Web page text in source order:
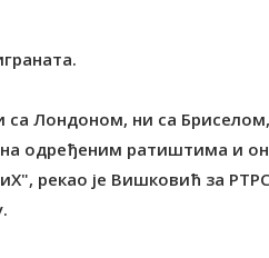
Лондоном, ни са Бриселом,
на одређеним ратиштима и
рекао је Вишковић за РТРС